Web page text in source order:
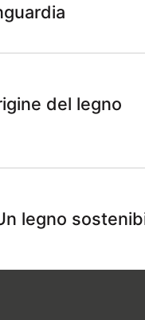
del legno
legno